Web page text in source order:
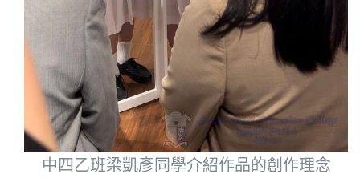
中四乙班梁凱彥同學介紹作品的創作理念